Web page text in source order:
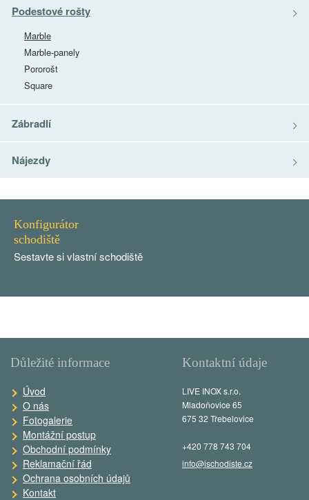
Podestové rošty
Marble
Marble-panely
Pororošt
Square
Zábradlí
Nájezdy
Konfigurátor
schodiště
Sestavte si vlastní schodiště
Důležité informace
Úvod
O nás
Fotogalerie
Montážní postup
Obchodní podmínky
Reklamační řád
Ochrana osobních údajů
Kontakt
Kontaktní údaje
LIVE INOX s.r.o.
Mladoňovice 65
675 32 Třebelovice
+420 778 743 704
info@ischodiste.cz